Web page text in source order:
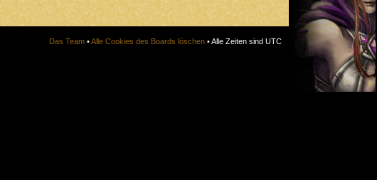
Das Team •Alle Cookies des Boards löschen • Alle Zeiten sind UTC